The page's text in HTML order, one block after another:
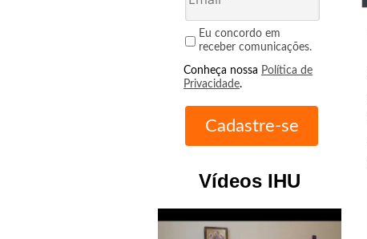
Eu concordo em
receber comunicações.
Conheça nossa Política de
Privacidade.
Vídeos IHU